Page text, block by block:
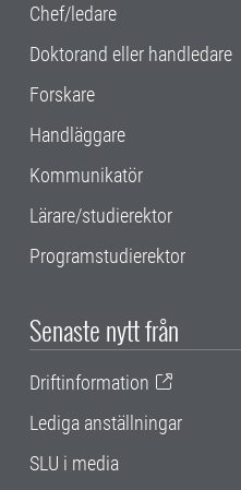
Chef/ledare
Doktorand eller handledare
Forskare
Handläggare
Kommunikatör
Lärare/studierektor
Programstudierektor
Senaste nytt från
Driftinformation
Lediga anställningar
SLU i media